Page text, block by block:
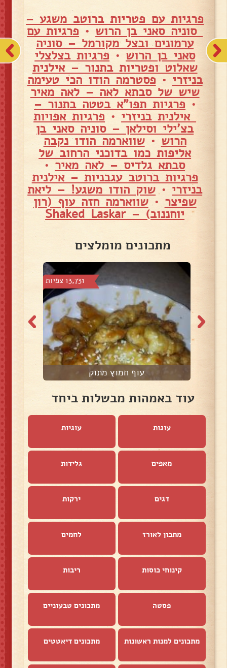
פרגיות עם פטריות ברוטב משגע –
סוניה סאני בן הרוש • פרגיות עם
ערמונים ובצל מקורמל – סוניה
סאני בן הרוש • פרגיות בצלצלי
שאלוט ופטריות בתנור – אילנית
בניזרי • פסטרמה הודו הכי טעימה
שיש של סבתא לאה – לאה מאיר
• פרגיות תפו"א בטטה בתנור –
אילנית בניזרי • פרגיות אפויות
בצ'ילי וסילאן – סוניה סאני בן
הרוש •שווארמה הודו נקבה
אליפות כמו בדוכני הרחוב של
סבתא גלדיס – לאה מאיר •
פרגיות ברוטב עגבניות – אילנית
בניזרי •שוק הודו משגע! – ליאת
שפיצר •שווארמה חזה עוף (רון
יוחננוב) – Shaked Laskar
מתכונים מומלצים
13,731 צפיות
עוף חמוץ מתוק
עוד באמהות מבשלות ביחד
עוגות עוגיות
מאפים גלידות
דגים ירקות
מתכון לאורז לחמים
קינוחי כוסות ריבות
פסטה מתכונים טבעוניים
מתכונים למנות ראשונות מתכונים דיאטטים